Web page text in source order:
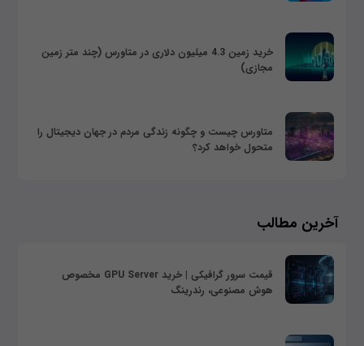
خرید زمین 4.3 میلیون دلاری در متاورس (چند متر زمین
مجازی)
متاورس چیست و چگونه زندگی مردم در جهان دیجیتال را
متحول خواهد کرد؟
آخرین مطالب
قیمت سرور گرافیکی | خرید GPU Server مخصوص
هوش مصنوعی، رندرینگ